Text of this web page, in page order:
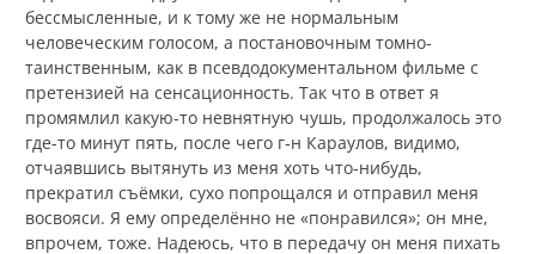
бессмысленные, и к тому же не нормальным
человеческим голосом, а постановочным томно-
таинственным, как в псевдодокументальном фильме с
претензией на сенсационность. Так что в ответ я
промямлил какую-то невнятную чушь, продолжалось это
где-то минут пять, после чего г‑н Караулов, видимо,
отчаявшись вытянуть из меня хоть что-нибудь,
прекратил съёмки, сухо попрощался и отправил меня
восвояси. Я ему определённо не «понравился»; он мне,
впрочем, тоже. Надеюсь, что в передачу он меня пихать